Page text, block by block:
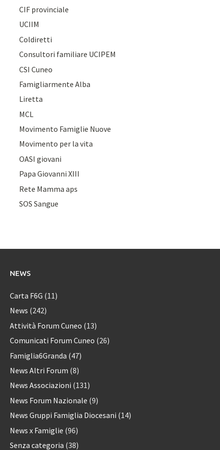
CIF provinciale
UCIIM
Coldiretti
Consultori familiare UCIPEM
CSI Cuneo
Famigliarmente Alba
Liretta
MCL
Movimento Famiglie Nuove
Movimento per la vita
OASI giovani
Papa Giovanni XIII
Rete Mamma aps
SOS Sangue
NEWS
Carta F6G (11)
News (242)
Attività Forum Cuneo (13)
Comunicati Forum Cuneo (26)
Famiglia6Granda (47)
News Altri Forum (8)
News Associazioni (131)
News Forum Nazionale (9)
News Gruppi Famiglia Diocesani (14)
News x Famiglie (96)
Senza categoria (38)